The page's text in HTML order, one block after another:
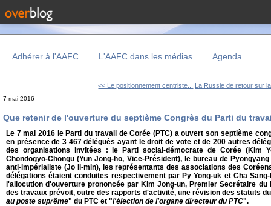
Adhérer à l'AAFC L'AAFC dans les médias Agenda
<< Le positionnement centriste... La Russie de retour sur
7 mai 2016
Que retenir de l'ouverture du septième Congrès du Parti du
Le 7 mai 2016 le Parti du travail de Corée (PTC) a ouvert son septième
en présence de 3 467 délégués ayant le droit de vote et de 200 autres
des organisations invitées : le Parti social-démocrate de Corée (Kim
Chondogyo-Chongu (Yun Jong-ho, Vice-Président), le bureau de
anti-impérialiste (Jo Il-min), les représentants des associations des
délégations étaient conduites respectivement par Py Yong-uk et Cha
l'allocution d'ouverture prononcée par Kim Jong-un, Premier Secrétaire
des travaux prévoit, outre des rapports d'activité, une révision des statuts
au poste suprême" du PTC et "l'élection de l'organe directeur du PTC".